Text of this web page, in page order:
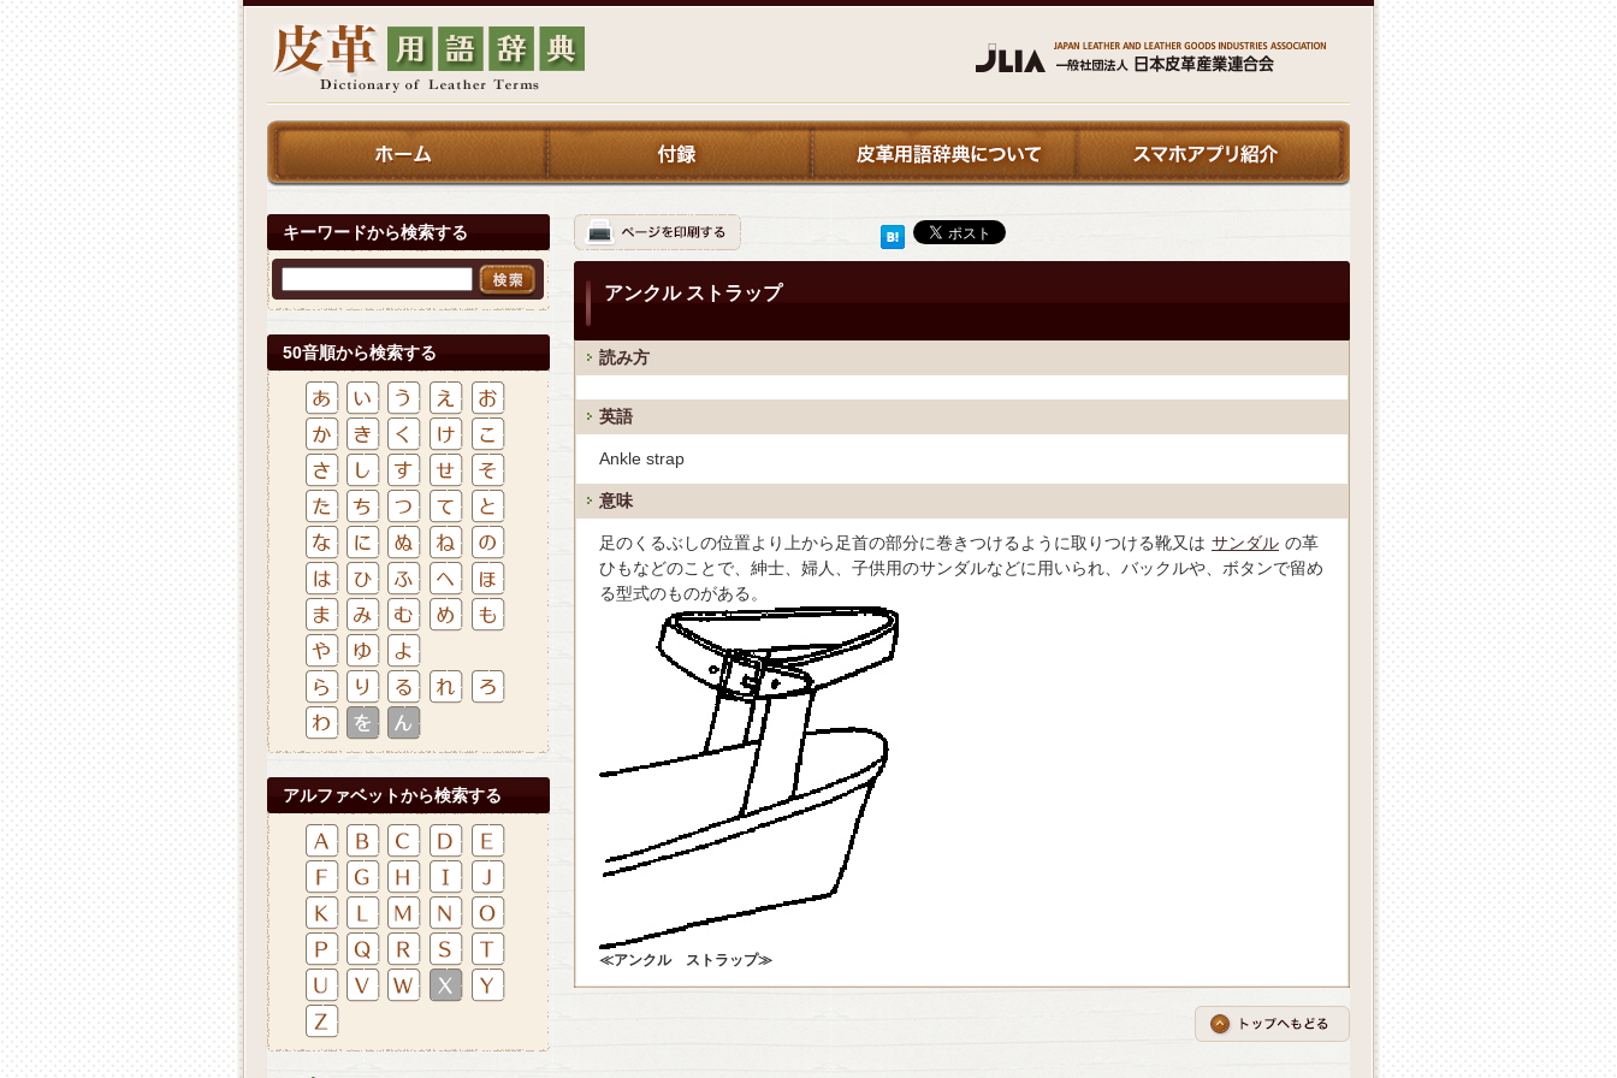
キーワードから検索する
50音順から検索する
アルファベットから検索する
アンクル ストラップ
読み方
英語
Ankle strap
意味
足のくるぶしの位置より上から足首の部分に巻きつけるように取りつける靴又は サンダル の革
ひもなどのことで、紳士、婦人、子供用のサンダルなどに用いられ、バックルや、ボタンで留め
る型式のものがある。
≪アンクル ストラップ≫